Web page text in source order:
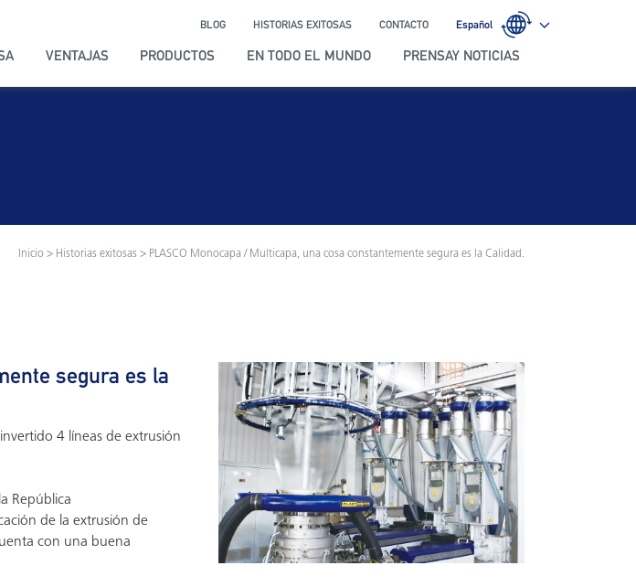
Español
CONTACTO
HISTORIAS EXITOSAS
BLOG
VENTAJAS PRODUCTOS EN TODO EL MUNDO PRENSAY NOTICIAS
Inicio > Historias exitosas > PLASCO Monocapa / Multicapa, una cosa constantemente segura es la Calidad.
segura es la
4 líneas de extrusión
República
de la extrusión de
con una buena